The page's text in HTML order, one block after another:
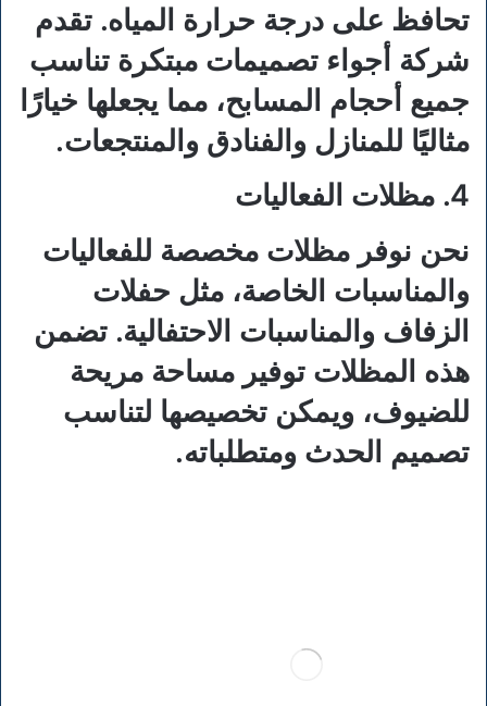
تحافظ على درجة حرارة المياه. تقدم
شركة أجواء تصميمات مبتكرة تناسب
جميع أحجام المسابح، مما يجعلها خيارًا
مثاليًا للمنازل والفنادق والمنتجعات.
4. مظلات الفعاليات
نحن نوفر مظلات مخصصة للفعاليات
والمناسبات الخاصة، مثل حفلات
الزفاف والمناسبات الاحتفالية. تضمن
هذه المظلات توفير مساحة مريحة
للضيوف، ويمكن تخصيصها لتناسب
تصميم الحدث ومتطلباته.